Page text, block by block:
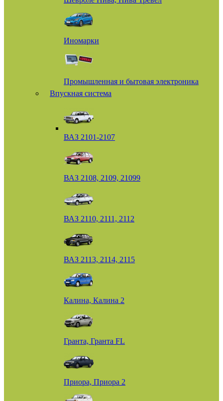
Иномарки
Промышленная и бытовая электроника
Впускная система
ВАЗ 2101-2107
ВАЗ 2108, 2109, 21099
ВАЗ 2110, 2111, 2112
ВАЗ 2113, 2114, 2115
Калина, Калина 2
Гранта, Гранта FL
Приора, Приора 2